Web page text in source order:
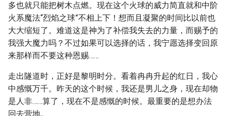
多也就只能把树木点燃。现在这个火球的威力简直就和中阶
火系魔法“烈焰之球”不相上下！想而且凝聚的时间比以前也
大大缩短了。难道这是神为了补偿我失去的力量，而赐予的
我强大魔力吗？不过如果可以选择的话，我宁愿选择变回原
来那样而不要这种恩赐……
走出隧道时，正好是黎明时分。看着冉冉升起的红日，我心
中感慨万千。昨天的这个时候，我还是男儿之身，现在却物
是人非……算了，现在不是感慨的时候。最重要的是想办法
回去营地。